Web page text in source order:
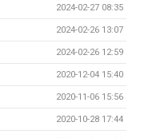
2024-02-27 08:35
2024-02-26 13:07
2024-02-26 12:59
2020-12-04 15:40
2020-11-06 15:56
2020-10-28 17:44